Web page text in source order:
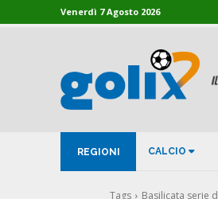
Venerdì 7 Agosto 2026
REGIONI CALCIO
Tags Basilicata serie d